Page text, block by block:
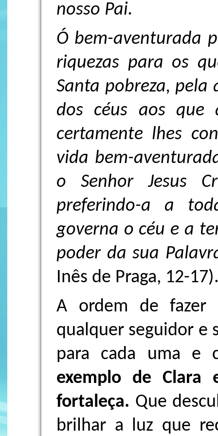
nosso Pai.
Ó bem-aventurada
riquezas para os
Santa pobreza, pela
dos céus aos que
certamente lhes
vida bem-
o Senhor Jesus
preferindo-a a
governa o céu e a
poder da sua
Inês de Praga, 12-
A ordem de fazer
qualquer seguidor e
para cada uma
exemplo de Clara
fortaleça. Que
brilhar a luz que